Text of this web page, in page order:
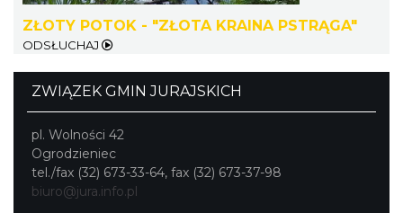
2026-03-04
26.26 km
AEROPIKNIK - BALONIADA na Zamku
Ogrodzieniec
ZŁOTY POTOK - "ZŁOTA KRAINA PSTRĄGA"
ODSŁUCHAJ
ZWIĄZEK GMIN JURAJSKICH
pl. Wolności 42
Ogrodzieniec
tel./fax (32) 673-33-64, fax (32) 673-37-98
biuro@jura.info.pl